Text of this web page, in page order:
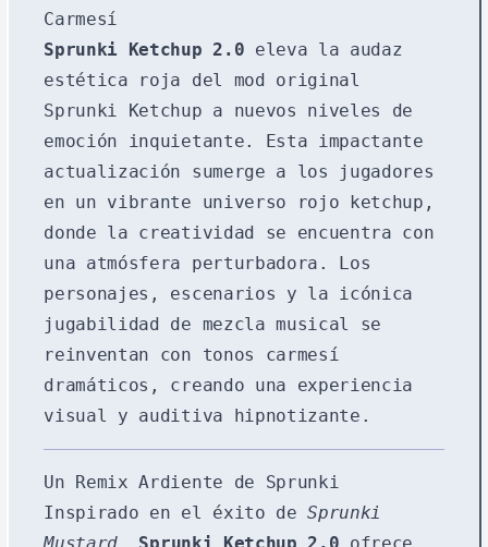
Carmesí
Sprunki Ketchup 2.0 eleva la audaz
estética roja del mod original
Sprunki Ketchup a nuevos niveles de
emoción inquietante. Esta impactante
actualización sumerge a los jugadores
en un vibrante universo rojo ketchup,
donde la creatividad se encuentra con
una atmósfera perturbadora. Los
personajes, escenarios y la icónica
jugabilidad de mezcla musical se
reinventan con tonos carmesí
dramáticos, creando una experiencia
visual y auditiva hipnotizante.
Un Remix Ardiente de Sprunki
Inspirado en el éxito deSprunki